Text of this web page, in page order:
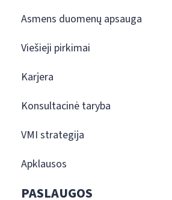
Asmens duomenų apsauga
Viešieji pirkimai
Karjera
Konsultacinė taryba
VMI strategija
Apklausos
PASLAUGOS